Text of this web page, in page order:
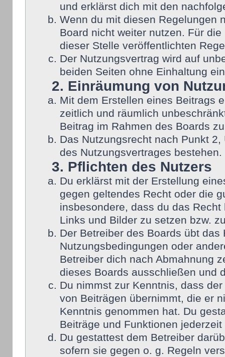
und erklärst dich mit den
Wenn du mit diesen Regelungen
Board nicht weiter nutzen. Für
dieser Stelle veröffentlichten
Der Nutzungsvertrag wird auf
beiden Seiten ohne Einhaltung
2. Einräumung von
Mit dem Erstellen eines Beitrags
zeitlich und räumlich
Beitrag im Rahmen des Boards
Das Nutzungsrecht nach Punkt
des Nutzungsvertrages bestehen.
3. Pflichten des Nutzers
Du erklärst mit der Erstellung
gegen geltendes Recht oder die
insbesondere, dass du das
Links und Bilder zu setzen bzw.
Der Betreiber des Boards übt
Nutzungsbedingungen oder
Betreiber dich nach Abmahnung
dieses Boards ausschließen und
Du nimmst zur Kenntnis, dass
von Beiträgen übernimmt, die er
Kenntnis genommen hat. Du
Beiträge und Funktionen
Du gestattest dem Betreiber
sofern sie gegen o. g. Regeln